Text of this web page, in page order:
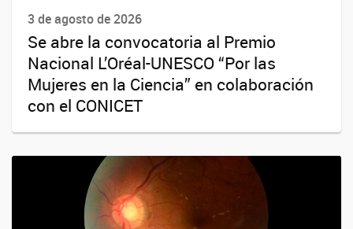
3 de agosto de 2026
Se abre la convocatoria al Premio
Nacional L’Oréal-UNESCO “Por las
Mujeres en la Ciencia” en colaboración
con el CONICET